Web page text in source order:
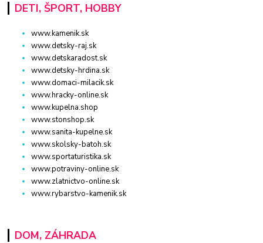
DETI, ŠPORT, HOBBY
www.kamenik.sk
www.detsky-raj.sk
www.detskaradost.sk
www.detsky-hrdina.sk
www.domaci-milacik.sk
www.hracky-online.sk
www.kupelna.shop
www.stonshop.sk
www.sanita-kupelne.sk
www.skolsky-batoh.sk
www.sportaturistika.sk
www.potraviny-online.sk
www.zlatnictvo-online.sk
www.rybarstvo-kamenik.sk
DOM, ZÁHRADA